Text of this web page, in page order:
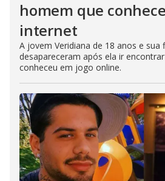
homem que
internet
A jovem Veridiana de 18 anos e sua
desapareceram após ela ir
conheceu em jogo online.